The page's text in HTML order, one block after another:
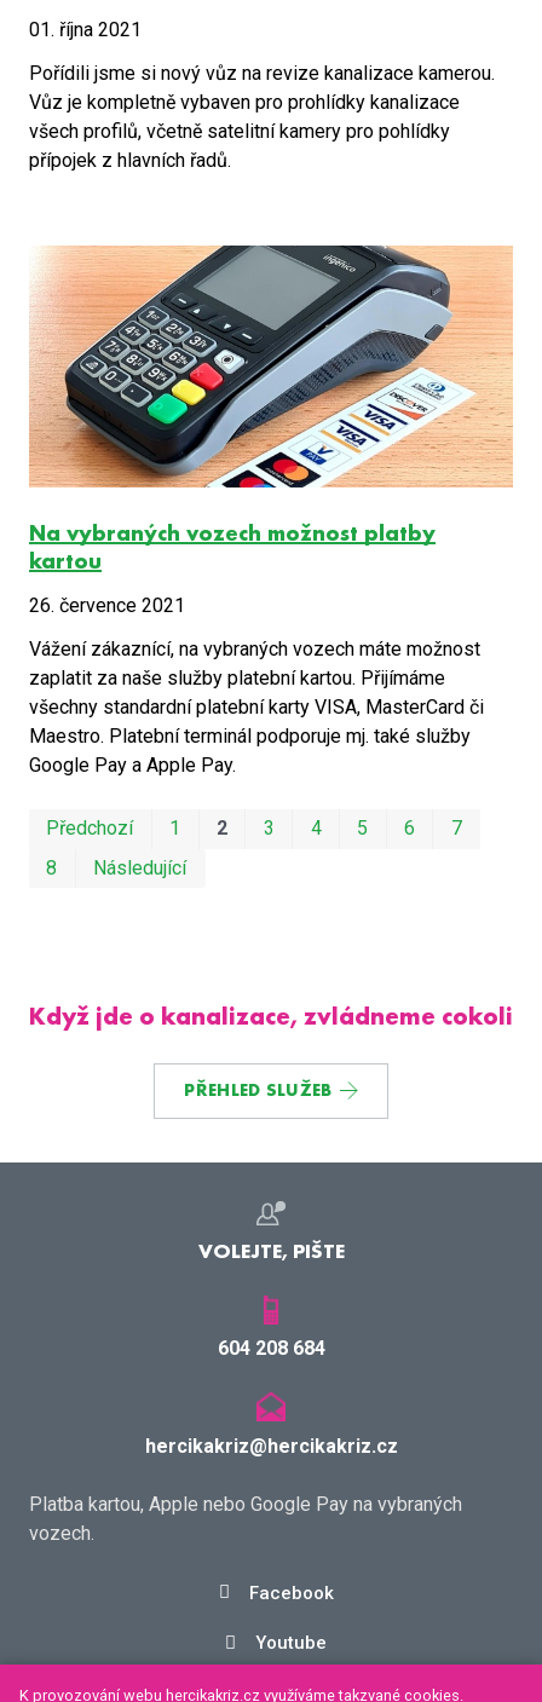
01. října 2021
Pořídili jsme si nový vůz na revize kanalizace kamerou.
Vůz je kompletně vybaven pro prohlídky kanalizace
všech profilů, včetně satelitní kamery pro pohlídky
přípojek z hlavních řadů.
Na vybraných vozech možnost platby
kartou
26. července 2021
Vážení zákaznící, na vybraných vozech máte možnost
zaplatit za naše služby platební kartou. Přijímáme
všechny standardní platební karty VISA, MasterCard či
Maestro. Platební terminál podporuje mj. také služby
Google Pay a Apple Pay.
Předchozí 1 2 3 4 5 6
7
8
Následující
Když jde o kanalizace, zvládneme cokoli
PŘEHLED SLUŽEB
VOLEJTE, PIŠTE
604 208 684
hercikakriz@hercikakriz.cz
Platba kartou, Apple nebo Google Pay na vybraných
vozech.
Facebook
Youtube
Twitter
K provozování webu hercikakriz.cz využíváme takzvané cookies.